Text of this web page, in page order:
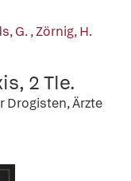
G.,Zörnig, H.
2 Tle.
Drogisten, Ärzte